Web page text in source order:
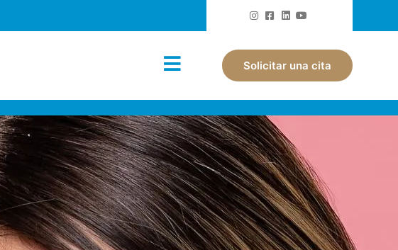
Solicitar una cita